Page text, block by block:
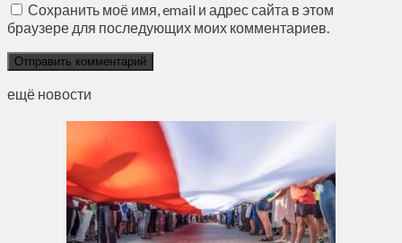
Сохранить моё имя, email и адрес сайта в этом
браузере для последующих моих комментариев.
ещё новости